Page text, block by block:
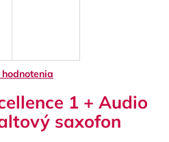
1 + Audio
saxofon